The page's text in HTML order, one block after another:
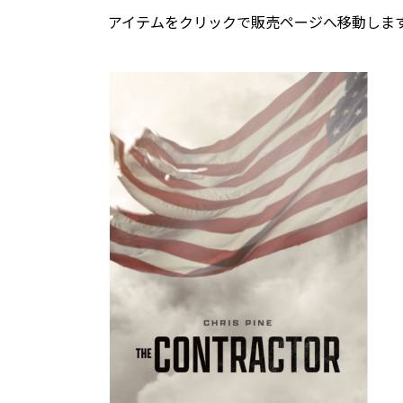
アイテムをクリックで販売ページへ移動しま